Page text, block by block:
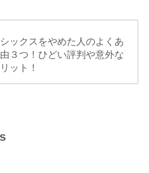
ックスをやめた人のよくあ
３つ！ひどい評判や意外な
ット！